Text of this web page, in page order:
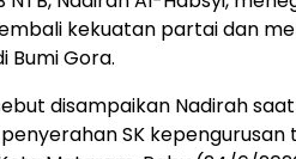
kekuatan partai dan
Bumi Gora.
disampaikan Nadirah
SK